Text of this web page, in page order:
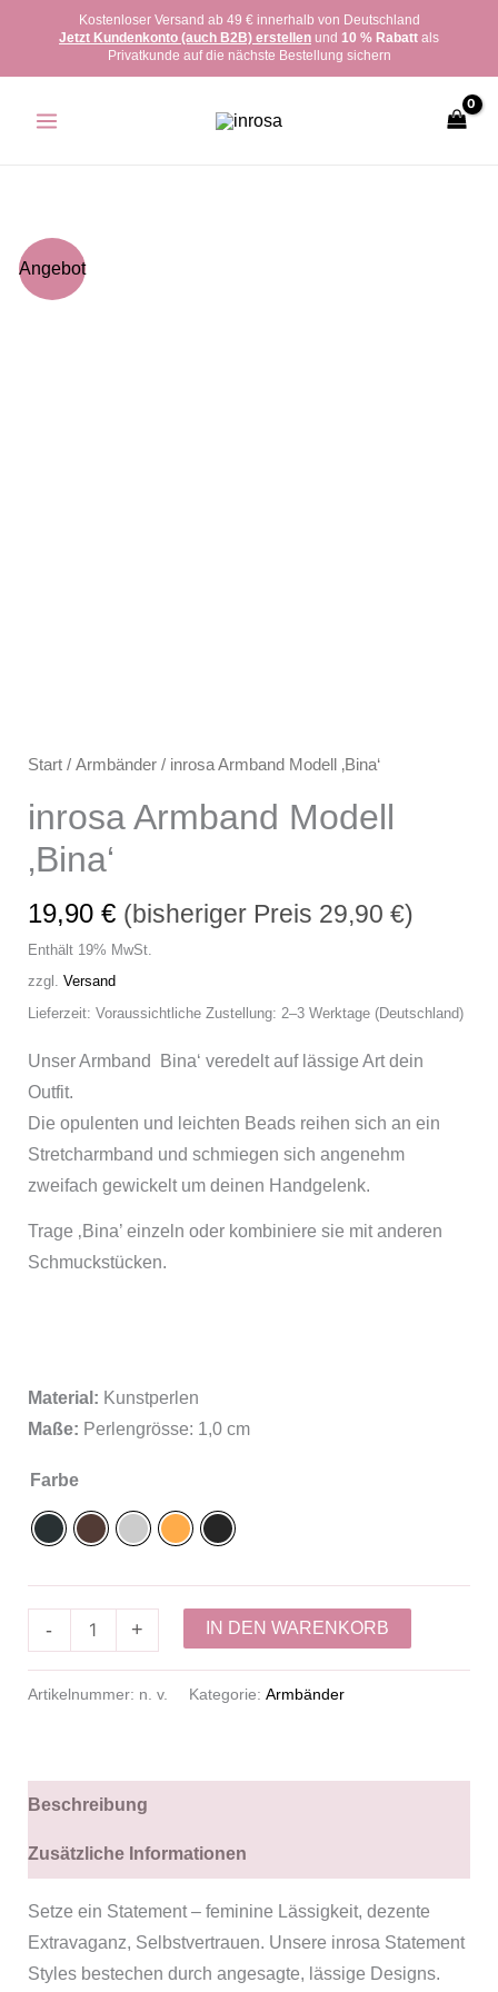
springen
Kostenloser Versand ab 49 € innerhalb von Deutschland
Jetzt Kundenkonto (auch B2B) erstellen und 10 % Rabatt als
Privatkunde auf die nächste Bestellung sichern
Angebot
Start/ Armbänder/ inrosa Armband Modell ‚Bina‘
inrosa Armband Modell
‚Bina‘
19,90 € (bisheriger Preis 29,90 €)
Enthält 19% MwSt.
zzgl. Versand
Lieferzeit: Voraussichtliche Zustellung: 2–3 Werktage (Deutschland)
Unser Armband Bina‘ veredelt auf lässige Art dein
Outfit.
Die opulenten und leichten Beads reihen sich an ein
Stretcharmband und schmiegen sich angenehm
zweifach gewickelt um deinen Handgelenk.
Trage ‚Bina’ einzeln oder kombiniere sie mit anderen
Schmuckstücken.
Material: Kunstperlen
Maße: Perlengrösse: 1,0 cm
Farbe
-
inrosa
Armband
+ IN DEN WARENKORB
Artikelnummer: n. v. Kategorie: Armbänder
Beschreibung
Zusätzliche Informationen
Setze ein Statement – feminine Lässigkeit, dezente
Extravaganz, Selbstvertrauen. Unsere inrosa Statement
Styles bestechen durch angesagte, lässige Designs.